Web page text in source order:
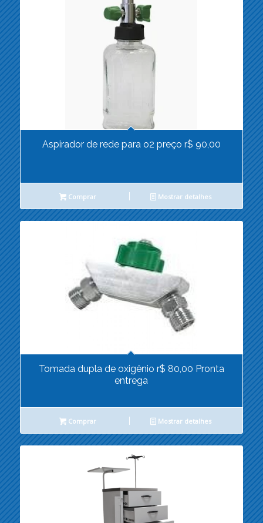
Aspirador de rede para o2 preço r$ 90,00
Comprar Mostrar detalhes
Tomada dupla de oxigênio r$ 80,00 Pronta
entrega
Comprar Mostrar detalhes